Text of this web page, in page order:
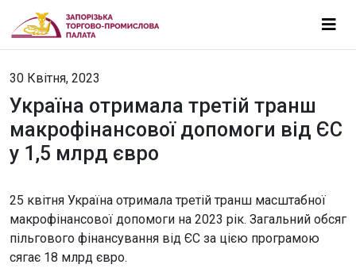
30 Квітня, 2023
Україна отримала третій транш
макрофінансової допомоги від ЄС
у 1,5 млрд євро
25 квітня Україна отримала третій транш масштабної
макрофінансової допомоги на 2023 рік. Загальний обсяг
пільгового фінансування від ЄС за цією програмою
сягає 18 млрд євро.